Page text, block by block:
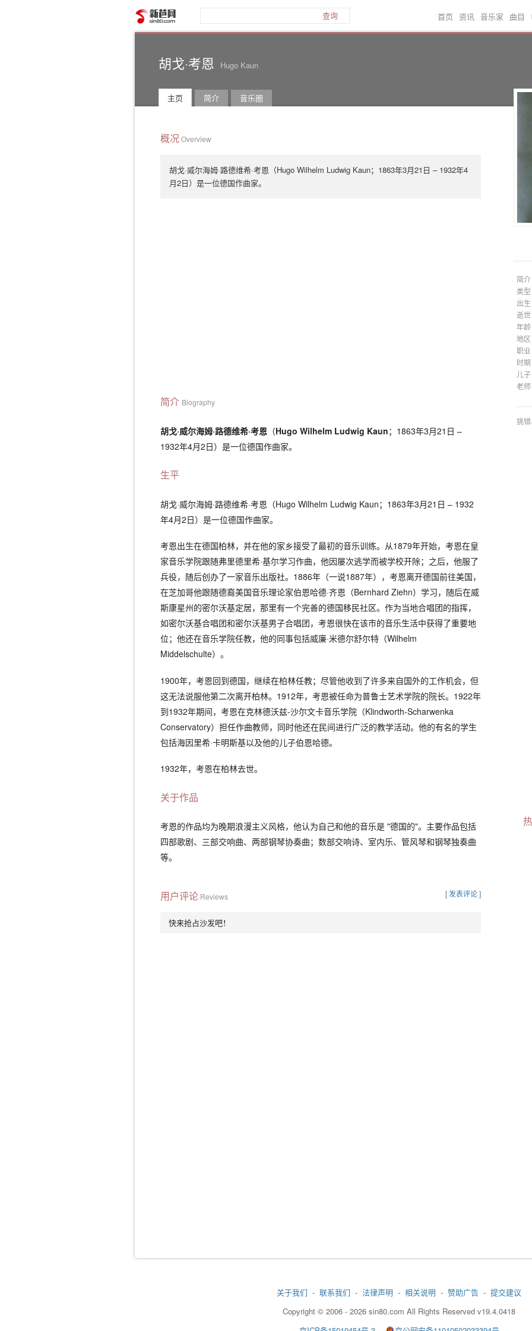
查询 首页 资讯 音乐家 曲目
胡戈·考恩 Hugo Kaun
主页 简介 音乐圈
概况Overview
胡戈·威尔海姆·路德维希·考恩（Hugo Wilhelm Ludwig Kaun；1863年3月21日 – 1932年4
月2日）是一位德国作曲家。
简介 Biography
胡戈·威尔海姆·路德维希·考恩 （Hugo Wilhelm Ludwig Kaun；1863年3月21日 –
1932年4月2日）是一位德国作曲家。
生平
胡戈·威尔海姆·路德维希·考恩（Hugo Wilhelm Ludwig Kaun；1863年3月21日 – 1932
年4月2日）是一位德国作曲家。
考恩出生在德国柏林，并在他的家乡接受了最初的音乐训练。从1879年开始，考恩在皇
家音乐学院跟随弗里德里希·基尔学习作曲，他因屡次逃学而被学校开除；之后，他服了
兵役，随后创办了一家音乐出版社。1886年（一说1887年），考恩离开德国前往美国，
在芝加哥他跟随德裔美国音乐理论家伯恩哈德·齐恩（Bernhard Ziehn）学习，随后在威
斯康星州的密尔沃基定居，那里有一个完善的德国移民社区。作为当地合唱团的指挥，
如密尔沃基合唱团和密尔沃基男子合唱团，考恩很快在该市的音乐生活中获得了重要地
位；他还在音乐学院任教，他的同事包括威廉·米德尔舒尔特（Wilhelm
Middelschulte）。
1900年，考恩回到德国，继续在柏林任教；尽管他收到了许多来自国外的工作机会，但
这无法说服他第二次离开柏林。1912年，考恩被任命为普鲁士艺术学院的院长。1922年
到1932年期间，考恩在克林德沃兹-沙尔文卡音乐学院（Klindworth-Scharwenka
Conservatory）担任作曲教师，同时他还在民间进行广泛的教学活动。他的有名的学生
包括海因里希·卡明斯基以及他的儿子伯恩哈德。
1932年，考恩在柏林去世。
关于作品
考恩的作品均为晚期浪漫主义风格，他认为自己和他的音乐是 "德国的"。主要作品包括
四部歌剧、三部交响曲、两部钢琴协奏曲；数部交响诗、室内乐、管风琴和钢琴独奏曲
等。
用户评论 Reviews [ 发表评论 ]
快来抢占沙发吧！
简介
类型
出生
逝世
年龄
地区
职业
时期
儿子
老师
挑错
关于我们 - 联系我们 - 法律声明 - 相关说明 - 赞助广告 - 提交建议
Copyright © 2006 - 2026 sin80.com All Rights Reserved v19.4.0418